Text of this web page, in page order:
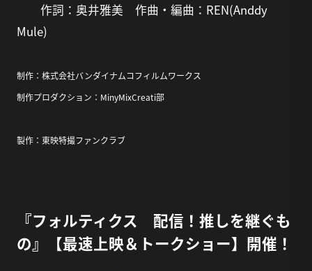
作詞：奥井雅美 作曲・編曲：REN(Anddy
Mule)
制作：株式会社バンダイナムコフィルムワークス
制作プロダクション：MinyMixCreati部
製作：東映特撮ファンクラブ
『フォルティクス 配信！推しを継ぐも
の』【最速上映＆トークショー】開催！